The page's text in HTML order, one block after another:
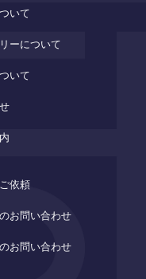
いて
ーについて
いて
依頼
お問い合わせ
お問い合わせ